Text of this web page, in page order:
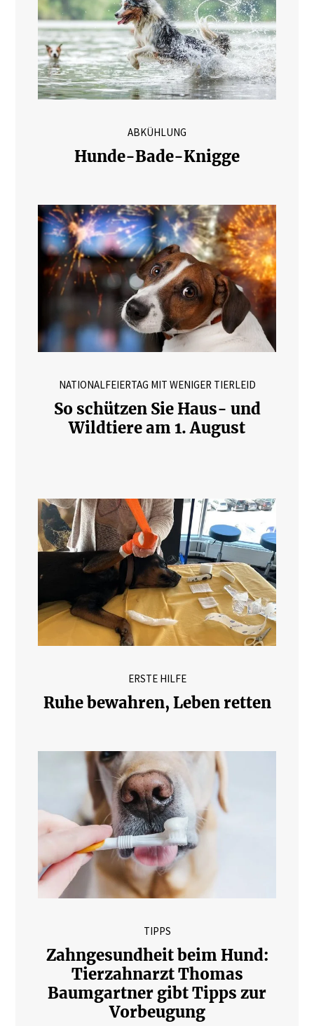
ABKÜHLUNG
Hunde-Bade-Knigge
NATIONALFEIERTAG MIT WENIGER TIERLEID
So schützen Sie Haus- und
Wildtiere am 1. August
ERSTE HILFE
Ruhe bewahren, Leben retten
TIPPS
Zahngesundheit beim Hund:
Tierzahnarzt Thomas
Baumgartner gibt Tipps zur
Vorbeugung